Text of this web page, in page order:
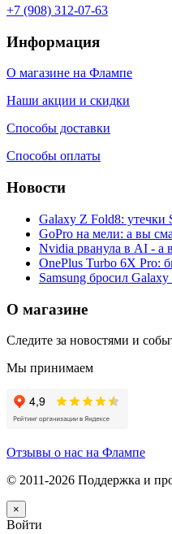
+7 (908) 312-07-63
Информация
О магазине на Флампе
Наши акции и скидки
Способы доставки
Способы оплаты
Новости
Galaxy Z Fold8: утечки
GoPro на мели: а вы
Nvidia рванула в AI - а
OnePlus Turbo 6X Pro:
Samsung бросил
О магазине
Следите за новостями и
Мы принимаем
Отзывы о нас на Флампе
© 2011-2026 Поддержка и
×
Войти